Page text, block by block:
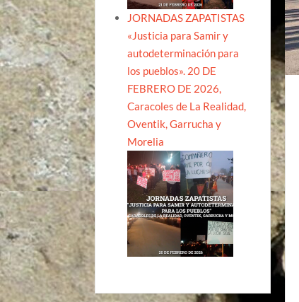
JORNADAS ZAPATISTAS
«Justicia para Samir y
autodeterminación para
los pueblos». 20 DE
FEBRERO DE 2026,
Caracoles de La Realidad,
Oventik, Garrucha y
Morelia